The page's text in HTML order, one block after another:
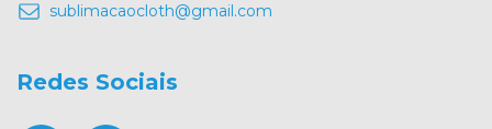
sublimacaocloth@gmail.com
Redes Sociais